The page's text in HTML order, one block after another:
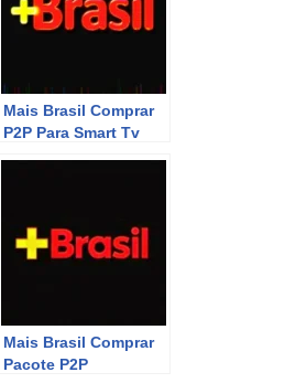
Mais Brasil Comprar
P2P Para Smart Tv
Mais Brasil Comprar
Pacote P2P